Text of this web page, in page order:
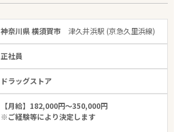
神奈川県 横須賀市 津久井浜駅 (京急久里浜線)
正社員
ドラッグストア
【月給】182,000円～350,000円
※ご経験等により決定します